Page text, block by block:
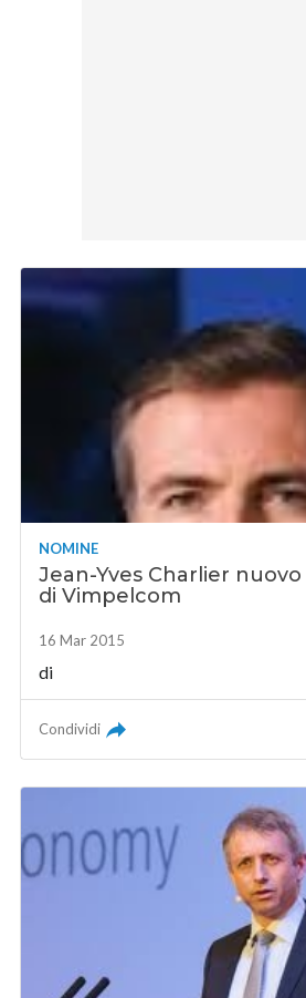
NOMINE
Jean-Yves Charlier
di Vimpelcom
16 Mar 2015
di
Condividi